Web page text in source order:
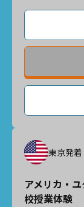
東京発
アメリカ・
校授業体験